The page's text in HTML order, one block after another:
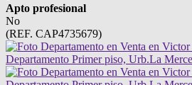
Apto profesional
No
(REF. CAP4735679)